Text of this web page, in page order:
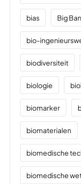
bias Big
bio-
biodiversiteit
biologie
biomarker
biomaterialen
biomedische
biomedische